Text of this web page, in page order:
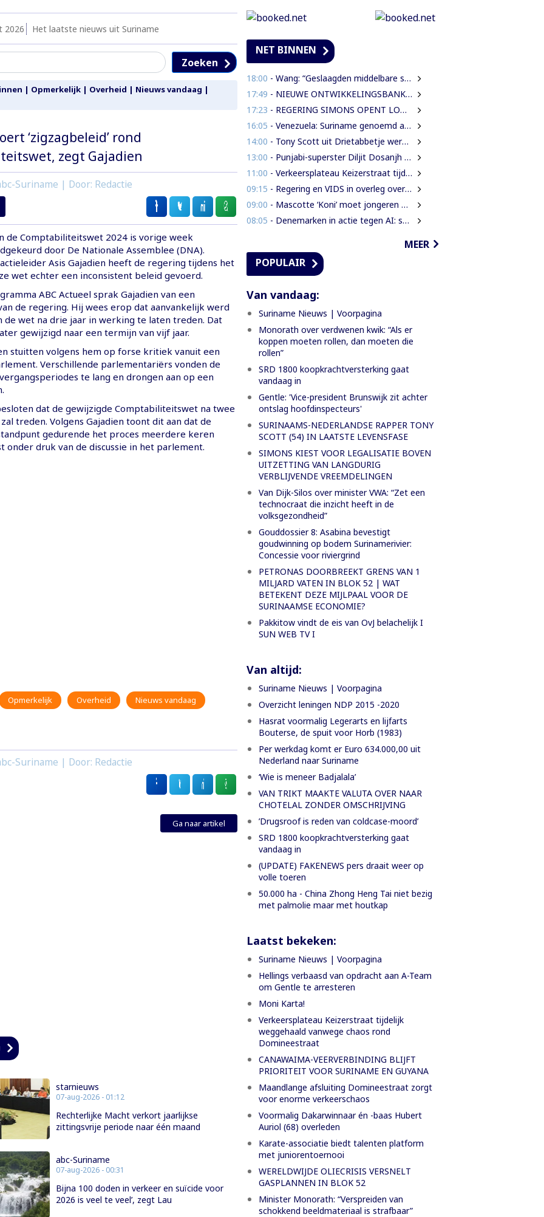
2026 Het laatste nieuws uit Suriname
Zoeken
| Opmerkelijk| Overheid | Nieuws vandaag |
‘zigzagbeleid’ rond
zegt Gajadien
Suriname | Door: Redactie
de Comptabiliteitswet 2024 is vorige week
door De Nationale Assemblee (DNA).
Asis Gajadien heeft de regering tijdens het
wet echter een inconsistent beleid gevoerd.
ABC Actueel sprak Gajadien van een
de regering. Hij wees erop dat aanvankelijk werd
de wet na drie jaar in werking te laten treden. Dat
gewijzigd naar een termijn van vijf jaar.
stuitten volgens hem op forse kritiek vanuit een
Verschillende parlementariërs vonden de
te lang en drongen aan op een
dat de gewijzigde Comptabiliteitswet na twee
treden. Volgens Gajadien toont dit aan dat de
gedurende het proces meerdere keren
onder druk van de discussie in het parlement.
Opmerkelijk Overheid Nieuws vandaag
Suriname | Door: Redactie
Ga naar artikel
starnieuws
07-aug-2026 - 01:12
Rechterlijke Macht verkort jaarlijkse
zittingsvrije periode naar één maand
abc-Suriname
07-aug-2026 - 00:31
Bijna 100 doden in verkeer en suïcide voor
2026 is veel te veel’, zegt Lau
NET BINNEN
18:00 - Wang: “Geslaagden middelbare school moeten 450 SRD betalen om diploma te ontvangen”
17:49 - NIEUWE ONTWIKKELINGSBANK MOET GUYANESE BEDRIJVEN KLAARSTOMEN OM BUITENLANDSE BEDRIJVEN TE VERVANGEN
17:23 - REGERING SIMONS OPENT LOONONDERHANDELINGEN MET OVERHEIDSVAKBONDEN NA LICHTE FINANCIËLE ADEMRUIMTE
16:05 - Venezuela: Suriname genoemd als route in internationale cocaïnesmokkel naar Europa
14:00 - Tony Scott uit Drietabbetje werd internationaal bekend door zijn hiphouse muziek
13:00 - Punjabi-superster Diljit Dosanjh op maandag 7 september in Ziggo Dome
11:00 - Verkeersplateau Keizerstraat tijdelijk weggehaald vanwege chaos rond Domineestraat
09:15 - Regering en VIDS in overleg over Wet Bescherming Woon- en Leefgebieden
09:00 - Mascotte ‘Koni’ moet jongeren anders laten kijken naar Surinaamse houtsector
08:05 - Denemarken in actie tegen AI: scholieren moeten extra mondelinge examens doen
MEER
POPULAIR
Van vandaag:
Suriname Nieuws | Voorpagina
Monorath over verdwenen kwik: “Als er
koppen moeten rollen, dan moeten die
rollen”
SRD 1800 koopkrachtversterking gaat
vandaag in
Gentle: 'Vice-president Brunswijk zit achter
ontslag hoofdinspecteurs'
SURINAAMS-NEDERLANDSE RAPPER TONY
SCOTT (54) IN LAATSTE LEVENSFASE
SIMONS KIEST VOOR LEGALISATIE BOVEN
UITZETTING VAN LANGDURIG
VERBLIJVENDE VREEMDELINGEN
Van Dijk-Silos over minister VWA: “Zet een
technocraat die inzicht heeft in de
volksgezondheid”
Gouddossier 8: Asabina bevestigt
goudwinning op bodem Surinamerivier:
Concessie voor riviergrind
PETRONAS DOORBREEKT GRENS VAN 1
MILJARD VATEN IN BLOK 52 | WAT
BETEKENT DEZE MIJLPAAL VOOR DE
SURINAAMSE ECONOMIE?
Pakkitow vindt de eis van OvJ belachelijk I
SUN WEB TV I
Van altijd:
Suriname Nieuws | Voorpagina
Overzicht leningen NDP 2015 -2020
Hasrat voormalig Legerarts en lijfarts
Bouterse, de spuit voor Horb (1983)
Per werkdag komt er Euro 634.000,00 uit
Nederland naar Suriname
‘Wie is meneer Badjalala’
VAN TRIKT MAAKTE VALUTA OVER NAAR
CHOTELAL ZONDER OMSCHRIJVING
’Drugsroof is reden van coldcase-moord’
SRD 1800 koopkrachtversterking gaat
vandaag in
(UPDATE) FAKENEWS pers draait weer op
volle toeren
50.000 ha - China Zhong Heng Tai niet bezig
met palmolie maar met houtkap
Laatst bekeken:
Suriname Nieuws | Voorpagina
Hellings verbaasd van opdracht aan A-Team
om Gentle te arresteren
Moni Karta!
Verkeersplateau Keizerstraat tijdelijk
weggehaald vanwege chaos rond
Domineestraat
CANAWAIMA-VEERVERBINDING BLIJFT
PRIORITEIT VOOR SURINAME EN GUYANA
Maandlange afsluiting Domineestraat zorgt
voor enorme verkeerschaos
Voormalig Dakarwinnaar én -baas Hubert
Auriol (68) overleden
Karate-associatie biedt talenten platform
met juniorentoernooi
WERELDWIJDE OLIECRISIS VERSNELT
GASPLANNEN IN BLOK 52
Minister Monorath: “Verspreiden van
schokkend beeldmateriaal is strafbaar”